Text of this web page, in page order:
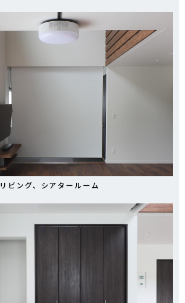
リビング、シアタールーム